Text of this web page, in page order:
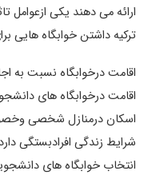
ارائه می دهند یکی ازعوامل
ترکیه داشتن خوابگاه هایی
اقامت درخوابگاه نسبت به
اقامت درخوابگاه های
اسکان درمنازل شخصی
شرایط زندگی افرادبستگی
انتخاب خوابگاه های